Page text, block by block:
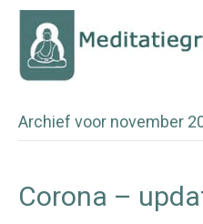
Archief voor november
Corona –